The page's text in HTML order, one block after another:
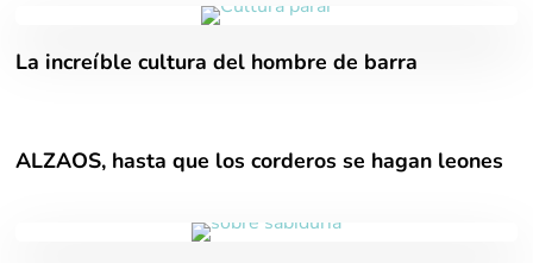
La increíble cultura del hombre de barra
ALZAOS, hasta que los corderos se hagan leones